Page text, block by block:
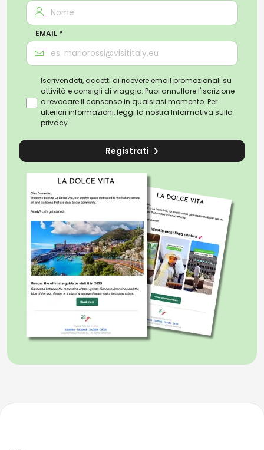
EMAIL *
Iscrivendoti, accetti di ricevere email promozionali su
attività e consigli di viaggio. Puoi annullare l'iscrizione
o revocare il consenso in qualsiasi momento. Per
ulteriori informazioni, leggi la nostra Informativa sulla
privacy
Registrati